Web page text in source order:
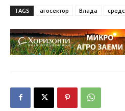
TAGS агосектор Влада